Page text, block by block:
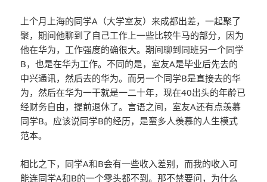
上个月上海的同学A（大学室友）来成都出差，一起聚了
聚，期间他聊到了自己工作上一些比较牛马的部分，因为
他在华为，工作强度的确很大。期间聊到同班另一个同学
B，也是在华为工作。不同的是，室友A是毕业后先去的
中兴通讯，然后去的华为。而另一个同学B是直接去的华
为，然后在华为一干就是一二十年，现在40出头的年龄已
经财务自由，提前退休了。言语之间，室友A还有点羡慕
同学B。应该说同学B的经历，是蛮多人羡慕的人生模式
范本。
相比之下，同学A和B会有一些收入差别，而我的收入可
能连同学A和B的一个零头都不到。那不禁要问，为什么